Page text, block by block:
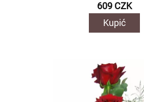
609 CZK
Kupić